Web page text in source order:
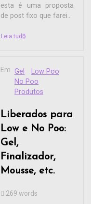
esta é uma proposta
de post fixo que farei...
Leia tudo
Em Gel
Low Poo
No Poo
Produtos
Liberados para
Low e No Poo:
Gel,
Finalizador,
Mousse, etc.
269 words